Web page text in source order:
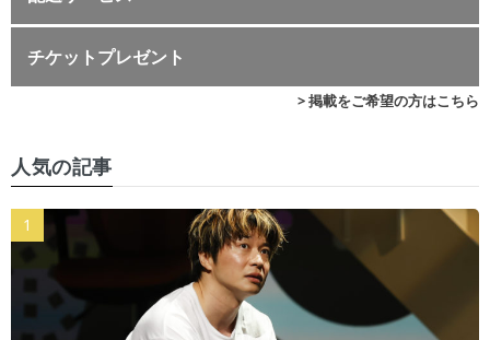
チケットプレゼント
> 掲載をご希望の方はこちら
人気の記事